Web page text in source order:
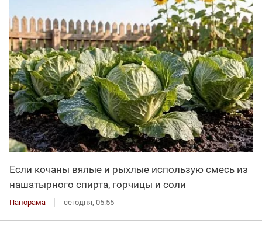
Если кочаны вялые и рыхлые использую смесь из
нашатырного спирта, горчицы и соли
Панорама сегодня, 05:55